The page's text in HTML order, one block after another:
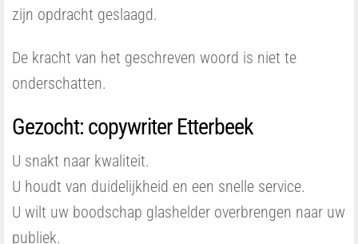
zijn opdracht geslaagd.
De kracht van het geschreven woord is niet te
onderschatten.
Gezocht: copywriter Etterbeek
U snakt naar kwaliteit.
U houdt van duidelijkheid en een snelle service.
U wilt uw boodschap glashelder overbrengen naar uw
publiek.